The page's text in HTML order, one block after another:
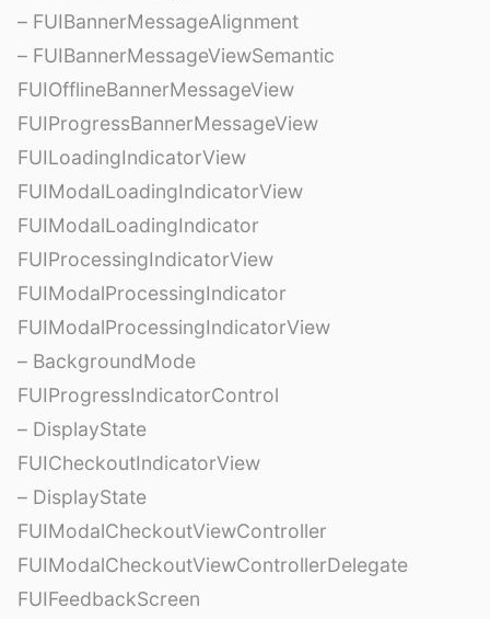
– FUIBannerMessageAlignment
– FUIBannerMessageViewSemantic
FUIOfflineBannerMessageView
FUIProgressBannerMessageView
FUILoadingIndicatorView
FUIModalLoadingIndicatorView
FUIModalLoadingIndicator
FUIProcessingIndicatorView
FUIModalProcessingIndicator
FUIModalProcessingIndicatorView
– BackgroundMode
FUIProgressIndicatorControl
– DisplayState
FUICheckoutIndicatorView
– DisplayState
FUIModalCheckoutViewController
FUIModalCheckoutViewControllerDelegate
FUIFeedbackScreen